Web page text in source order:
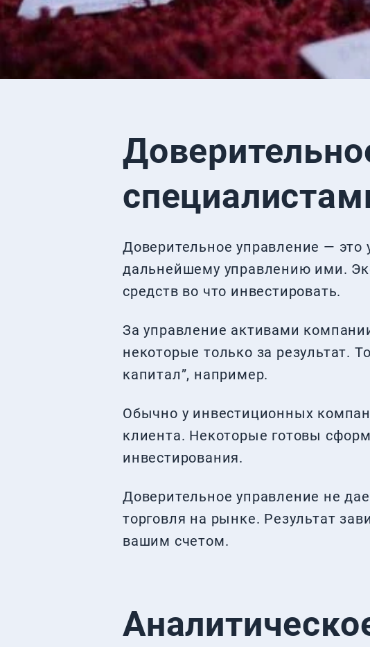
Доверительное управление —
дальнейшему управлению ими.
средств во что инвестировать.
За управление активами
некоторые только за результат.
капитал”, например.
Обычно у инвестиционных
клиента. Некоторые готовы
инвестирования.
Доверительное управление не
торговля на рынке. Результат
вашим счетом.